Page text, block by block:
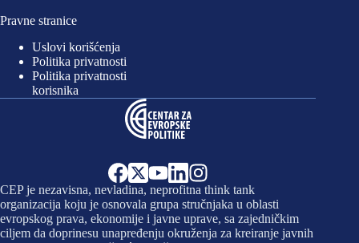
Pravne stranice
Uslovi korišćenja
Politika privatnosti
Politika privatnosti
korisnika
CEP je nezavisna, nevladina, neprofitna think tank
organizacija koju je osnovala grupa stručnjaka u oblasti
evropskog prava, ekonomije i javne uprave, sa zajedničkim
ciljem da doprinesu unapređenju okruženja za kreiranje javnih